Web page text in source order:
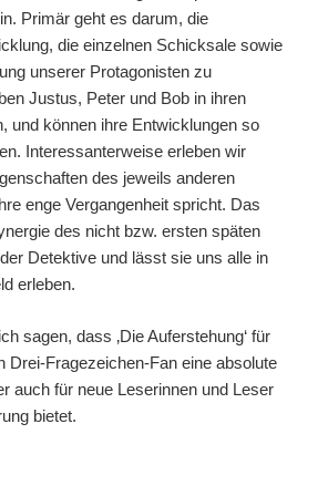
Primär geht es darum, die
die einzelnen Schicksale sowie
unserer Protagonisten zu
Justus, Peter und Bob in ihren
und können ihre Entwicklungen so
Interessanterweise erleben wir
des jeweils anderen
enge Vergangenheit spricht. Das
des nicht bzw. ersten späten
Detektive und lässt sie uns alle in
erleben.
sagen, dass ‚Die Auferstehung‘ für
Drei-Fragezeichen-Fan eine absolute
auch für neue Leserinnen und Leser
bietet.